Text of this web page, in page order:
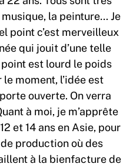
la peinture… Je
point c’est merveilleux
qui jouit d’une telle
est lourd le poids
moment, l’idée est
ouverte. On verra
à moi, je m’apprête
et 14 ans en Asie, pour
production où des
à la bienfacture de